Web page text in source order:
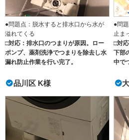
●問題点：脱水すると排水口から水が
溢れてくる
□対応：排水口のつまりが原因。ロー
ポンプ、薬剤洗浄でつまりを除去し水
漏れ防止作業を行い完了。
●問
止ま
□対
下部
中で
品川区 K様